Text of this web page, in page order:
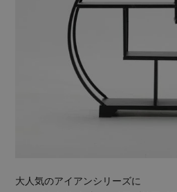
大人気のアイアンシリーズに